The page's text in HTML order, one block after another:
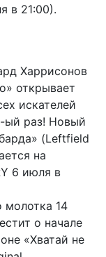
в 21:00).
Харрисонов
открывает
искателей
ый раз! Новый
(Leftfield
на
6 июля в
молотка 14
о начале
«Хватай не